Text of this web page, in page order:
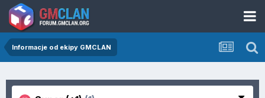
Informacje od ekipy GMCLAN